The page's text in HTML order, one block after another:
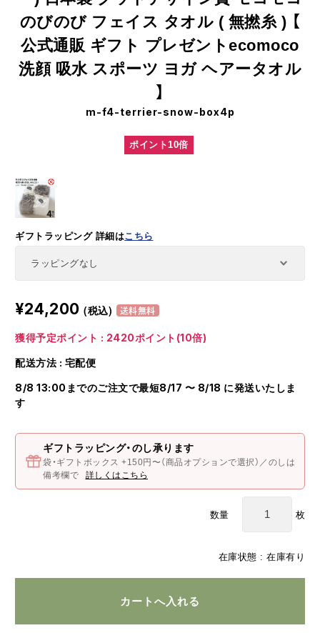
のびのび フェイス タオル ( 無撚糸 ) 【
公式通販 ギフト プレゼントecomoco
洗顔 吸水 スポーツ ヨガ ヘアータオル
】
m-f4-terrier-snow-box4p
ポイント10倍
ギフトラッピング 詳細はこちら
在庫状態 : 在庫有り
¥24,200 (税込) 送料無料
獲得予定ポイント : 2420ポイント(10倍)
配送方法 : 宅配便
8/8 13:00までのご注文で最短8/17 〜 8/18 に発送いたしま
す
ギフトラッピング・のし承ります
袋・ギフトボックス +150円〜（商品オプションで選択）／のしは
備考欄で
詳しくはこちら
数量 枚